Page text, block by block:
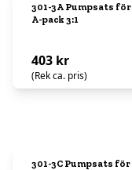
301-3A Pumpsats för
A-pack 3:1
403 kr
(Rek ca. pris)
301-3C Pumpsats för